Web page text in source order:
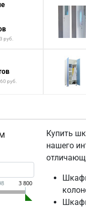
руб.
руб.
3 800
Купить
нашего